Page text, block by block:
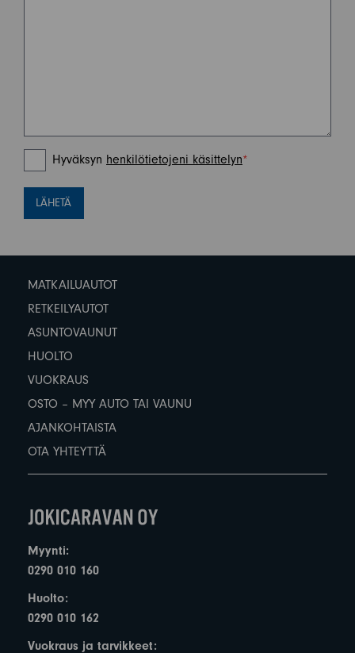
Hyväksyn henkilötietojeni käsittelyn*
LÄHETÄ
MATKAILUAUTOT
RETKEILYAUTOT
ASUNTOVAUNUT
HUOLTO
VUOKRAUS
OSTO – MYY AUTO TAI VAUNU
AJANKOHTAISTA
OTA YHTEYTTÄ
Myynti:
0290 010 160
Huolto:
0290 010 162
Vuokraus ja tarvikkeet: